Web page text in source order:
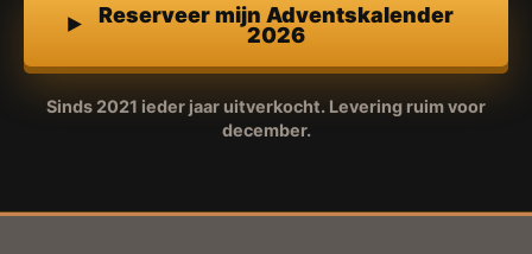
Reserveer mijn Adventskalender
2026
Sinds 2021 ieder jaar uitverkocht. Levering ruim voor
december.